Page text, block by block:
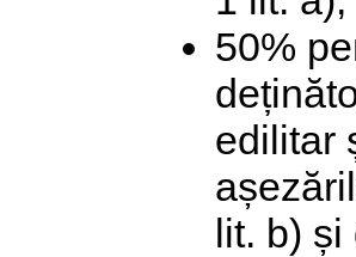
50%
edilitar
lit. b) și